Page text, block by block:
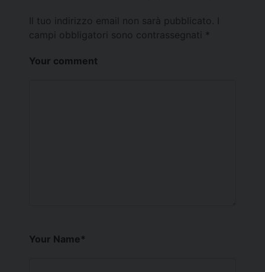
Il tuo indirizzo email non sarà pubblicato.
campi obbligatori sono contrassegnati *
Your comment
Your Name*